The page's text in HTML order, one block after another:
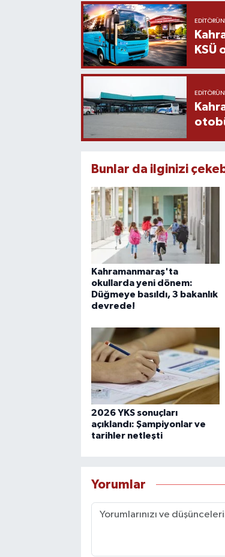
KSÜ
Bunlar da ilginizi
Kahramanmaraş'ta
okullarda yeni dönem:
Düğmeye basıldı, 3 bakanlık
devrede!
2026 YKS sonuçları
açıklandı: Şampiyonlar ve
tarihler netleşti
Yorumlar